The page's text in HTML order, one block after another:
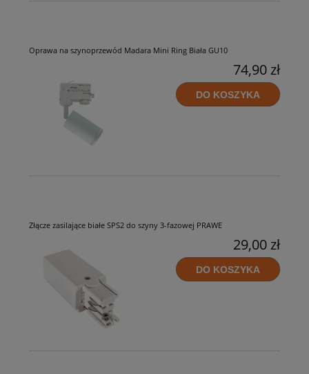
Oprawa na szynoprzewód Madara Mini Ring Biała GU10
74,90 zł
DO KOSZYKA
Złącze zasilające białe SPS2 do szyny 3-fazowej PRAWE
29,00 zł
DO KOSZYKA